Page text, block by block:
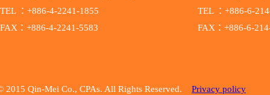
TEL ：+886-4-2241-1855
FAX：+886-4-2241-5583
TEL ：+886-6-
FAX：+886-6-
2015 Qin-Mei Co., CPAs. All Rights Reserved. Privacy policy